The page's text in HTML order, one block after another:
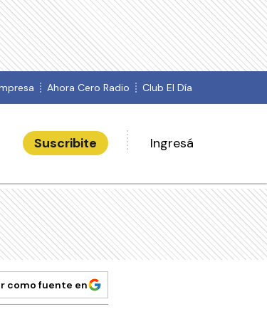
Ahora Cero Radio Club El Día
Suscribite Ingresá
como fuente en